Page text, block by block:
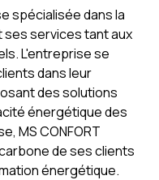
spécialisée dans la
services tant aux
L'entreprise se
dans leur
des solutions
énergétique des
MS CONFORT
de ses clients
énergétique.